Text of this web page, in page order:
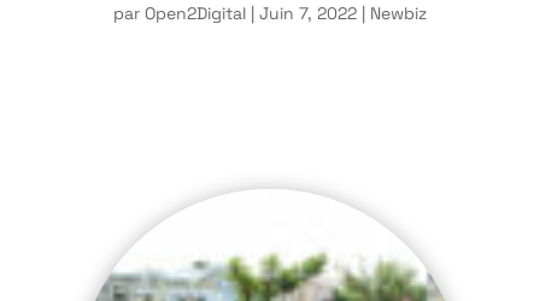
par Open2Digital| Juin 7, 2022| Newbiz